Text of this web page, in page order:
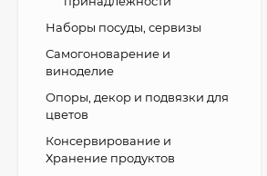
Наборы посуды, сервизы
Самогоноварение и
виноделие
Опоры, декор и подвязки для
цветов
Консервирование и
Хранение продуктов